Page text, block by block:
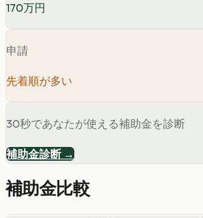
170万円
申請
先着順が多い
30秒であなたが使える補助金を診断
補助金診断 →
補助金比較